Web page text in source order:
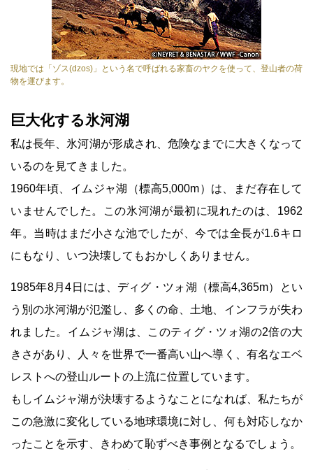
現地では「ゾス(dzos)」という名で呼ばれる家畜のヤクを使って、登山者の荷
物を運びます。
巨大化する氷河湖
私は長年、氷河湖が形成され、危険なまでに大きくなって
いるのを見てきました。
1960年頃、イムジャ湖（標高5,000m）は、まだ存在して
いませんでした。この氷河湖が最初に現れたのは、1962
年。当時はまだ小さな池でしたが、今では全長が1.6キロ
にもなり、いつ決壊してもおかしくありません。
1985年8月4日には、ディグ・ツォ湖（標高4,365m）とい
う別の氷河湖が氾濫し、多くの命、土地、インフラが失わ
れました。イムジャ湖は、このティグ・ツォ湖の2倍の大
きさがあり、人々を世界で一番高い山へ導く、有名なエベ
レストへの登山ルートの上流に位置しています。
もしイムジャ湖が決壊するようなことになれば、私たちが
この急激に変化している地球環境に対し、何も対応しなか
ったことを示す、きわめて恥ずべき事例となるでしょう。